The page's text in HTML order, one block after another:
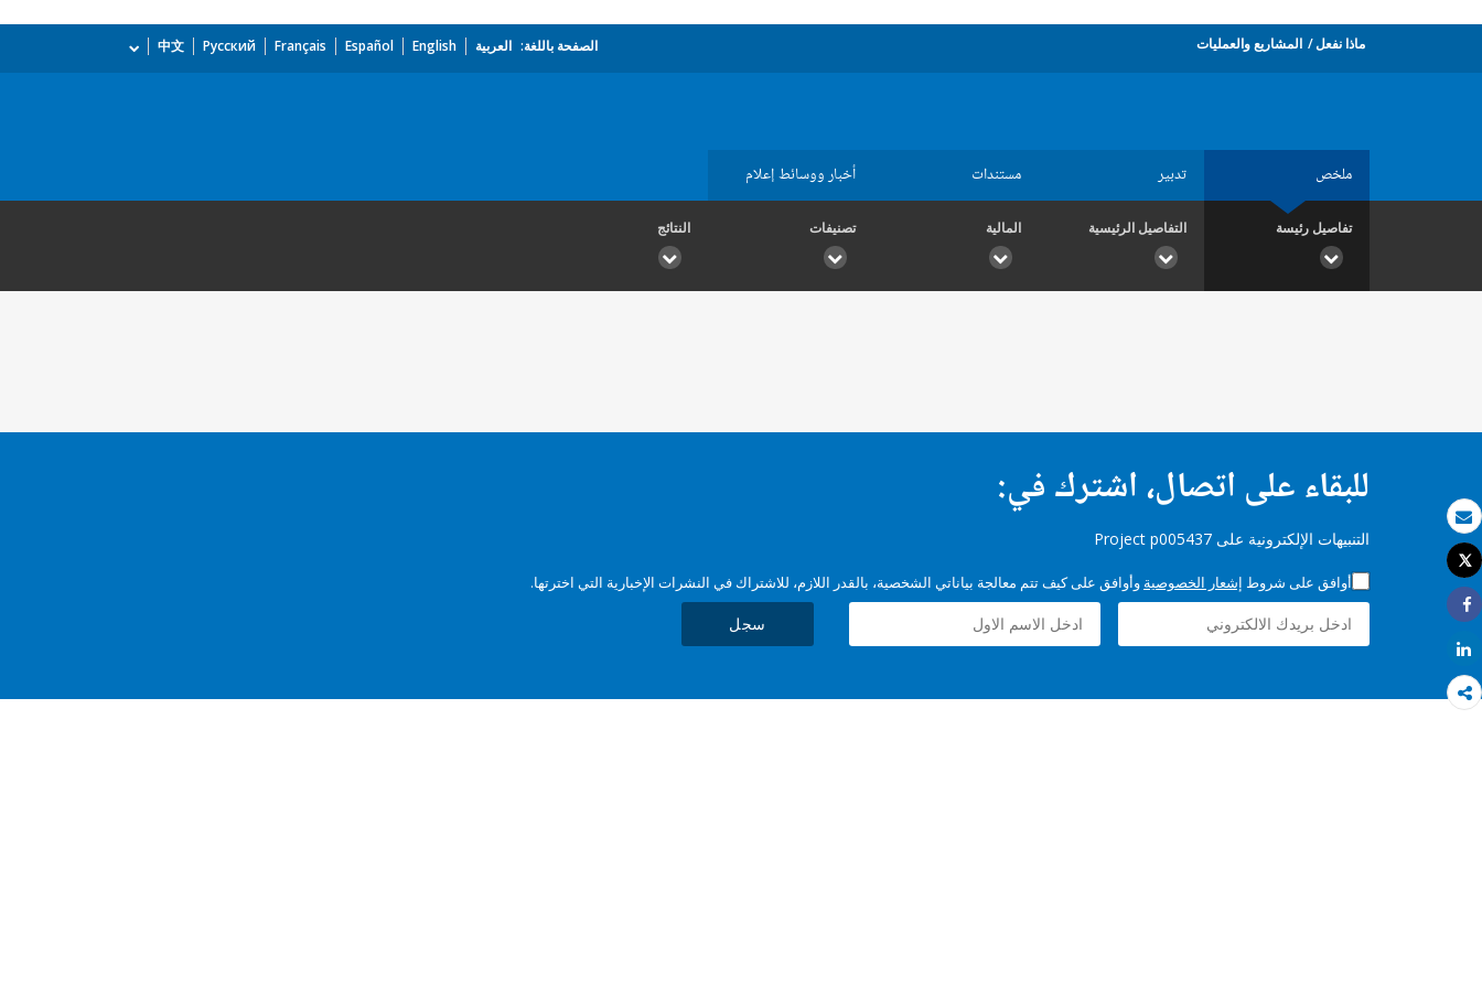
بريد الكتروني
طباعة
Tweet
Share
Share
ماذا نفعل المشاريع والعمليات الصفحة باللغة: العربية English
Español
Français
Русский
中文
ملخص تدبير مستندات أخبار ووسائط إعلام
تفاصيل رئيسة التفاصيل الرئيسية المالية تصنيفات النتائج
للبقاء على اتصال، اشترك في:
التنبيهات الإلكترونية على Project p005437
أوافق على شروط إشعار الخصوصية وأوافق على كيف تتم معالجة بياناتي الشخصية، بالقدر اللازم، للاشتراك في النشرات الإخبارية التي اخترتها.
سجل